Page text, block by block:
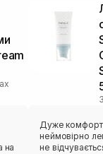
на
Дуже
неймовірно
не